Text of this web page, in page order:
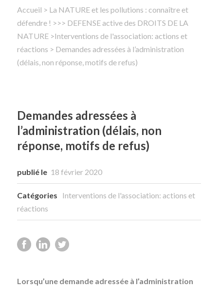
Rechercher
Accueil > La NATURE et les pollutions : connaître et
défendre ! >>> DEFENSE active des DROITS DE LA
NATURE >Interventions de l'association: actions et
réactions > Demandes adressées à l’administration
(délais, non réponse, motifs de refus)
Demandes adressées à
l’administration (délais, non
réponse, motifs de refus)
publié le 18 février 2020
Catégories
Interventions de l'association: actions et
réactions
Lorsqu’une demande adressée à l’administration